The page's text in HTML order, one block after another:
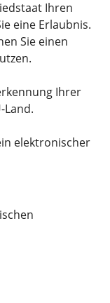
Ihren
eine Erlaubnis.
Sie einen
Ihrer
Land.
elektronischer